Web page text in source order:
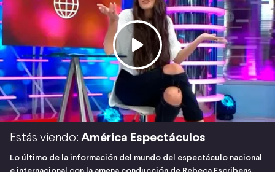
Estás viendo: América Espectáculos
Lo último de la información del mundo del espectáculo nacional